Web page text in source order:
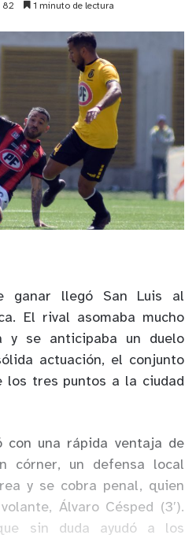
82 1 minuto de lectura
ganar llegó San Luis al
El rival asomaba mucho
se anticipaba un duelo
actuación, el conjunto
los tres puntos a la ciudad
con una rápida ventaja de
córner, un defensa local
y se cobra penal, quien
Álvaro Césped (3′).
sin duda ayudó a los